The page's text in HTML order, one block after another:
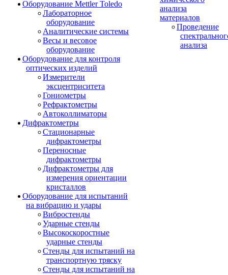
Оборудование Mettler Toledo
Лабораторное
оборудование
Аналитические системы
Весы и весовое
оборудование
Оборудование для контроля
оптических изделий
Измерители
эксцентриситета
Гониометры
Рефрактометры
Автоколлиматоры
Дифрактометры
Стационарные
дифрактометры
Переносные
дифрактометры
Дифрактометры для
измерения ориентации
кристаллов
Оборудование для испытаний
на вибрацию и удары
Вибростенды
Ударные стенды
Высокоскоростные
ударные стенды
Стенды для испытаний на
транспортную тряску
Стенды для испытаний на
анализа
материалов
Проведение
анализа